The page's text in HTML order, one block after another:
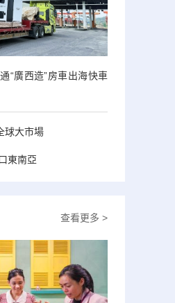
“廣西造”房車出海快車
球大市場
東南亞
查看更多 >